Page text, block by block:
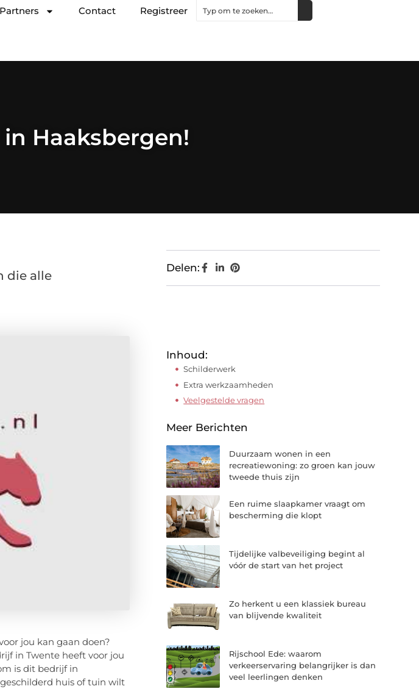
Partners Contact Registreer
Haaksbergen!
die alle
jou kan gaan doen?
in Twente heeft voor jou
is dit bedrijf in
huis of tuin wilt
Delen:
Inhoud:
Schilderwerk
Extra werkzaamheden
Veelgestelde vragen
Meer Berichten
Duurzaam wonen in een
recreatiewoning: zo groen kan jouw
tweede thuis zijn
Een ruime slaapkamer vraagt om
bescherming die klopt
Tijdelijke valbeveiliging begint al
vóór de start van het project
Zo herkent u een klassiek bureau
van blijvende kwaliteit
Rijschool Ede: waarom
verkeerservaring belangrijker is dan
veel leerlingen denken